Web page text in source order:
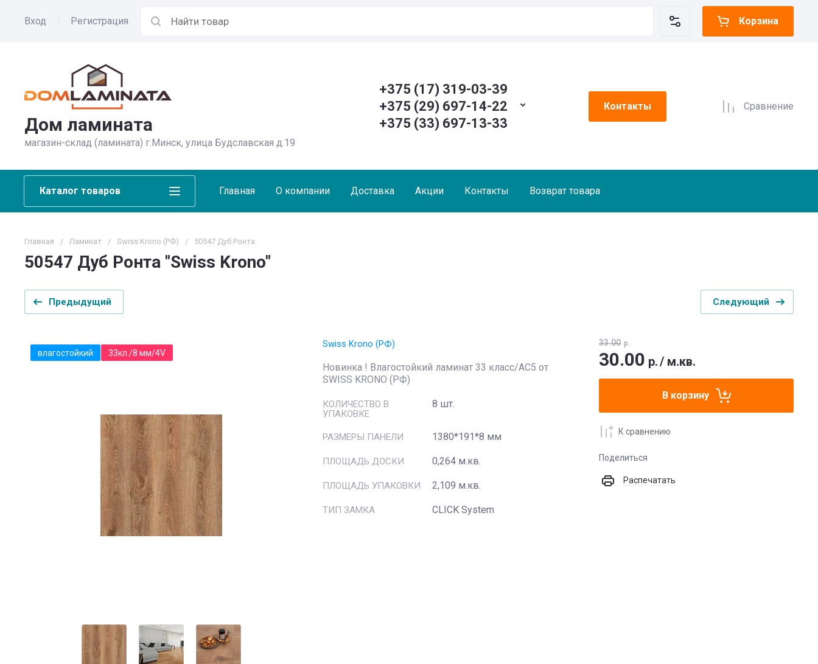
Вход Регистрация Корзина
Дом ламината
магазин-склад (ламината) г.Минск, улица Будславская д.19
Контакты Сравнение
+375 (17) 319-03-39
+375 (29) 697-14-22
+375 (33) 697-13-33
Каталог товаров Главная О компании Доставка Акции Контакты Возврат товара
Главная / Ламинат / Swiss Krono (РФ) / 50547 Дуб Ронта
50547 Дуб Ронта "Swiss Krono"
Предыдущий Следующий
влагостойкий 33кл./8 мм/4V
Swiss Krono (РФ)
Новинка ! Влагостойкий ламинат 33 класс/АС5 от
SWISS KRONO (РФ)
КОЛИЧЕСТВО В
УПАКОВКЕ
8 шт.
РАЗМЕРЫ ПАНЕЛИ 1380*191*8 мм
ПЛОЩАДЬ ДОСКИ 0,264 м.кв.
ПЛОЩАДЬ УПАКОВКИ 2,109 м.кв.
ТИП ЗАМКА CLICK System
33.00 р.
30.00 р./ м.кв.
В корзину
К сравнению
Поделиться
Распечатать